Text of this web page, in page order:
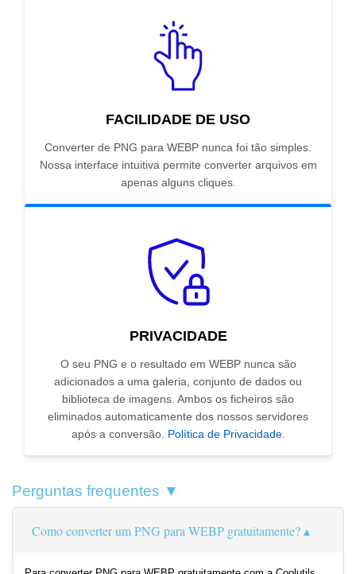
FACILIDADE DE USO
Converter de PNG para WEBP nunca foi tão simples.
Nossa interface intuitiva permite converter arquivos em
apenas alguns cliques.
PRIVACIDADE
O seu PNG e o resultado em WEBP nunca são
adicionados a uma galeria, conjunto de dados ou
biblioteca de imagens. Ambos os ficheiros são
eliminados automaticamente dos nossos servidores
após a conversão. Política de Privacidade.
Perguntas frequentes ▼
Como converter um PNG para WEBP gratuitamente?